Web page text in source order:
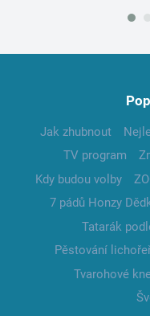
Jak zhubnout
TV program
Kdy budou volby
7 pádů Honzy
Tatarák
Pěstování
Tvarohové